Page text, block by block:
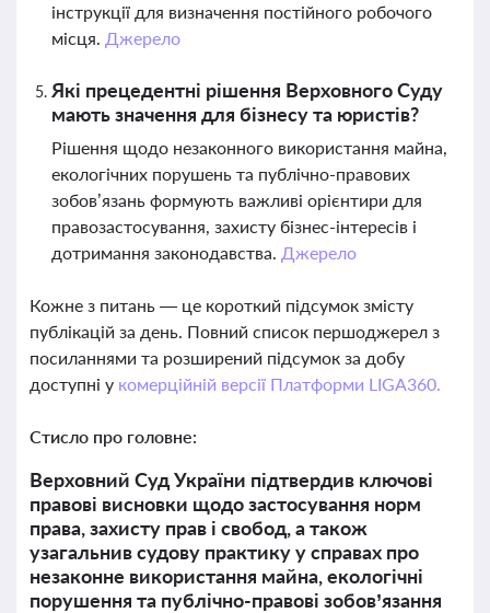
інструкції для визначення постійного робочого
місця. Джерело
Які прецедентні рішення Верховного Суду
мають значення для бізнесу та юристів?
Рішення щодо незаконного використання майна,
екологічних порушень та публічно-правових
зобов’язань формують важливі орієнтири для
правозастосування, захисту бізнес-інтересів і
дотримання законодавства. Джерело
Кожне з питань — це короткий підсумок змісту
публікацій за день. Повний список першоджерел з
посиланнями та розширений підсумок за добу
доступні у комерційній версії Платформи LIGA360.
Стисло про головне:
Верховний Суд України підтвердив ключові
правові висновки щодо застосування норм
права, захисту прав і свобод, а також
узагальнив судову практику у справах про
незаконне використання майна, екологічні
порушення та публічно-правові зобов’язання